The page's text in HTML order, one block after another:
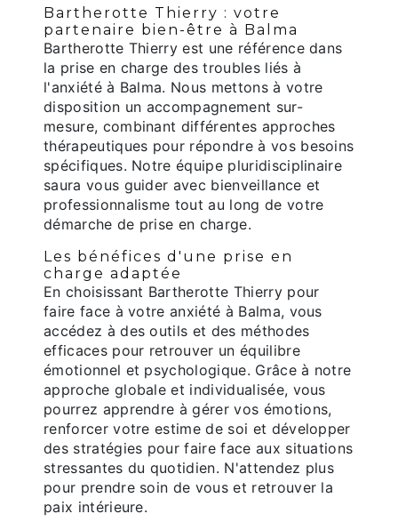
Bartherotte Thierry : votre
partenaire bien-être à Balma
Bartherotte Thierry est une référence dans
la prise en charge des troubles liés à
l'anxiété à Balma. Nous mettons à votre
disposition un accompagnement sur-
mesure, combinant différentes approches
thérapeutiques pour répondre à vos besoins
spécifiques. Notre équipe pluridisciplinaire
saura vous guider avec bienveillance et
professionnalisme tout au long de votre
démarche de prise en charge.
Les bénéfices d'une prise en
charge adaptée
En choisissant Bartherotte Thierry pour
faire face à votre anxiété à Balma, vous
accédez à des outils et des méthodes
efficaces pour retrouver un équilibre
émotionnel et psychologique. Grâce à notre
approche globale et individualisée, vous
pourrez apprendre à gérer vos émotions,
renforcer votre estime de soi et développer
des stratégies pour faire face aux situations
stressantes du quotidien. N'attendez plus
pour prendre soin de vous et retrouver la
paix intérieure.